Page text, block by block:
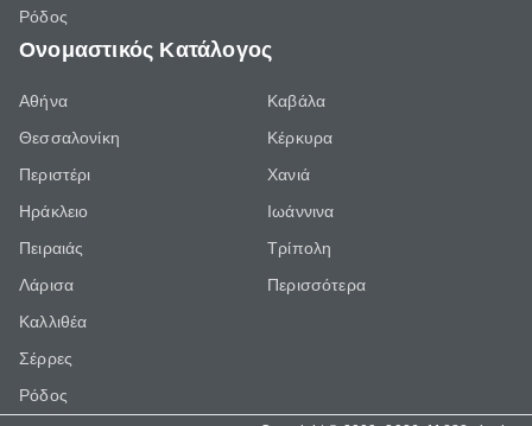
Ρόδος
Ονομαστικός Κατάλογος
Αθήνα
Θεσσαλονίκη
Περιστέρι
Ηράκλειο
Πειραιάς
Λάρισα
Καλλιθέα
Σέρρες
Ρόδος
Καβάλα
Κέρκυρα
Χανιά
Ιωάννινα
Τρίπολη
Περισσότερα